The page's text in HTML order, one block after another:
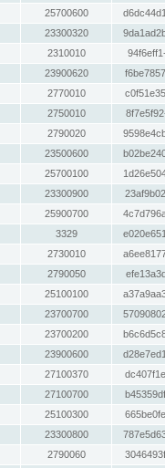
25700600
23300320
2310010
23900620
2770010
2750010
2790020
23500600
25700100
23300900
25900700
3329
2730010
2790050
25100100
23700700
23700200
23900600
27100370
27100700
25100300
23300800
2790060